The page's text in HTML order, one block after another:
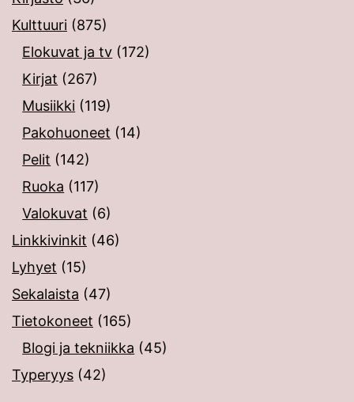
Kulttuuri (875)
Elokuvat ja tv (172)
Kirjat (267)
Musiikki (119)
Pakohuoneet (14)
Pelit (142)
Ruoka (117)
Valokuvat (6)
Linkkivinkit (46)
Lyhyet (15)
Sekalaista (47)
Tietokoneet (165)
Blogi ja tekniikka (45)
Typeryys (42)